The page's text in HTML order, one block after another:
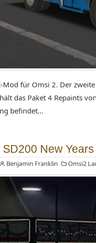
Mod für Omsi 2. Der
das Paket 4 Repaints
befindet...
New
Benjamin Franklin Omsi2